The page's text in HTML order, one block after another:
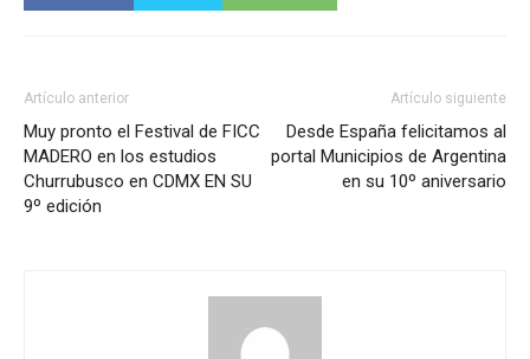
Artículo anterior
Muy pronto el Festival de FICC
MADERO en los estudios
Churrubusco en CDMX EN SU
9º edición
Artículo siguiente
Desde España felicitamos al
portal Municipios de Argentina
en su 10º aniversario